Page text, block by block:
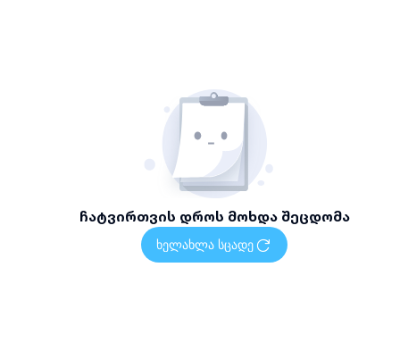
ჩატვირთვის დროს მოხდა შეცდომა
ხელახლა სცადე